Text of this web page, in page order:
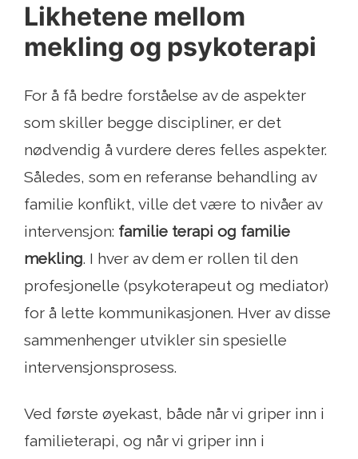
Likhetene mellom
mekling og psykoterapi
For å få bedre forståelse av de aspekter
som skiller begge discipliner, er det
nødvendig å vurdere deres felles aspekter.
Således, som en referanse behandling av
familie konflikt, ville det være to nivåer av
intervensjon: familie terapi og familie
mekling. I hver av dem er rollen til den
profesjonelle (psykoterapeut og mediator)
for å lette kommunikasjonen. Hver av disse
sammenhenger utvikler sin spesielle
intervensjonsprosess.
Ved første øyekast, både når vi griper inn i
familieterapi, og når vi griper inn i